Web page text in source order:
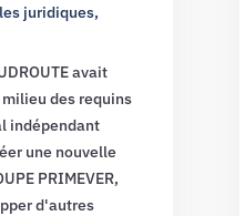
juridiques,
avait
des requins
indépendant
une nouvelle
PRIMEVER,
d'autres